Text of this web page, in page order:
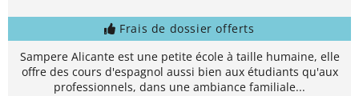
Frais de dossier offerts
Sampere Alicante est une petite école à taille humaine, elle
offre des cours d'espagnol aussi bien aux étudiants qu'aux
professionnels, dans une ambiance familiale...